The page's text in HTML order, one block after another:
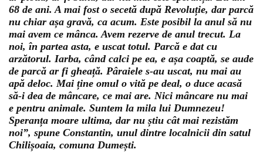
68 de ani. A mai fost o secetă după Revoluție, dar parcă
nu chiar așa gravă, ca acum. Este posibil la anul să nu
mai avem ce mânca. Avem rezerve de anul trecut. La
noi, în partea asta, e uscat totul. Parcă e dat cu
arzătorul. Iarba, când calci pe ea, e așa coaptă, se aude
de parcă ar fi gheață. Pâraiele s-au uscat, nu mai au
apă deloc. Mai ține omul o vită pe deal, o duce acasă
să-i dea de mâncare, ce mai are. Nici mâncare nu mai
e pentru animale. Suntem la mila lui Dumnezeu!
Speranța moare ultima, dar nu știu cât mai rezistăm
noi”, spune Constantin, unul dintre localnicii din satul
Chilișoaia, comuna Dumești.